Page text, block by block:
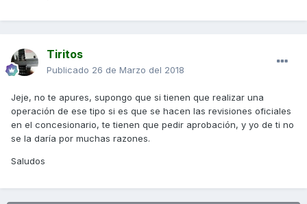
Tiritos
Publicado 26 de Marzo del 2018
Jeje, no te apures, supongo que si tienen que realizar una
operación de ese tipo si es que se hacen las revisiones oficiales
en el concesionario, te tienen que pedir aprobación, y yo de ti no
se la daría por muchas razones.
Saludos